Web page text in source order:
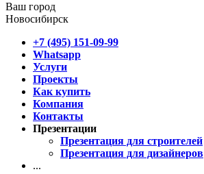
Ваш город
Новосибирск
+7 (495) 151-09-99
Whatsapp
Услуги
Проекты
Как купить
Компания
Контакты
Презентации
Презентация для строителей
Презентация для дизайнеров
...